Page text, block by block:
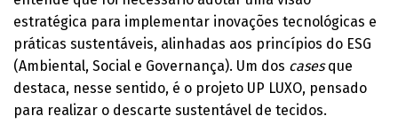
estratégica para implementar inovações tecnológicas e
práticas sustentáveis, alinhadas aos princípios do ESG
(Ambiental, Social e Governança). Um dos casesque
destaca, nesse sentido, é o projeto UP LUXO, pensado
para realizar o descarte sustentável de tecidos.